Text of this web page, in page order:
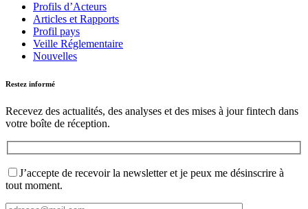
Profils d’Acteurs
Articles et Rapports
Profil pays
Veille Réglementaire
Nouvelles
Restez informé
Recevez des actualités, des analyses et des mises à jour fintech dans
votre boîte de réception.
J’accepte de recevoir la newsletter et je peux me désinscrire à
tout moment.